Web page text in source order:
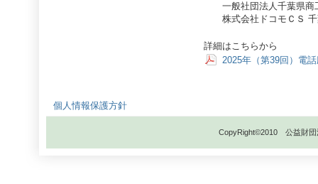
一般社団法人千葉県商
株式会社ドコモＣＳ 千
詳細はこちらから
2025年（第39回）電
個人情報保護方針
CopyRight©2010 公益財団